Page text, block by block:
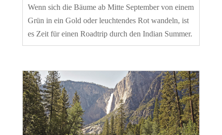
Wenn sich die Bäume ab Mitte September von einem
Grün in ein Gold oder leuchtendes Rot wandeln, ist
es Zeit für einen Roadtrip durch den Indian Summer.